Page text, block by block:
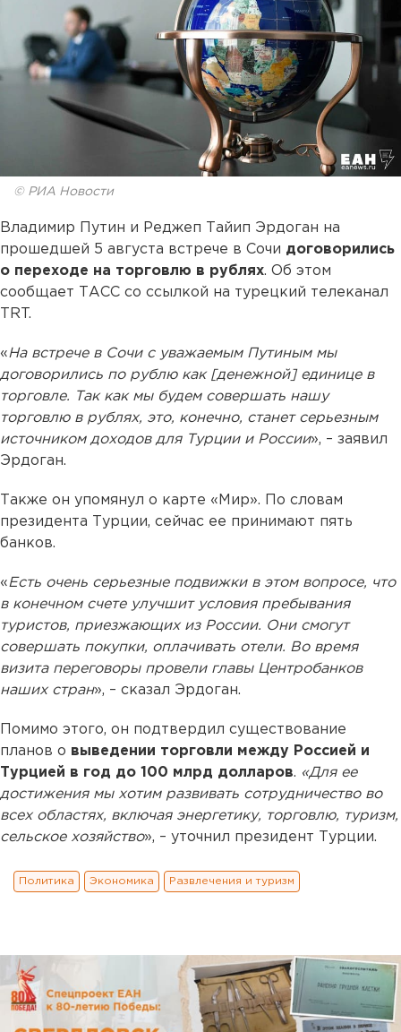
© РИА Новости
Владимир Путин и Реджеп Тайип Эрдоган на
прошедшей 5 августа встрече в Сочи договорились
о переходе на торговлю в рублях. Об этом
сообщает ТАСС со ссылкой на турецкий телеканал
TRT.
«На встрече в Сочи с уважаемым Путиным мы
договорились по рублю как [денежной] единице в
торговле. Так как мы будем совершать нашу
торговлю в рублях, это, конечно, станет серьезным
источником доходов для Турции и России», – заявил
Эрдоган.
Также он упомянул о карте «Мир». По словам
президента Турции, сейчас ее принимают пять
банков.
«Есть очень серьезные подвижки в этом вопросе, что
в конечном счете улучшит условия пребывания
туристов, приезжающих из России. Они смогут
совершать покупки, оплачивать отели. Во время
визита переговоры провели главы Центробанков
наших стран», – сказал Эрдоган.
Помимо этого, он подтвердил существование
планов о выведении торговли между Россией и
Турцией в год до 100 млрд долларов. «Для ее
достижения мы хотим развивать сотрудничество во
всех областях, включая энергетику, торговлю, туризм,
сельское хозяйство», – уточнил президент Турции.
Политика Экономика Развлечения и туризм